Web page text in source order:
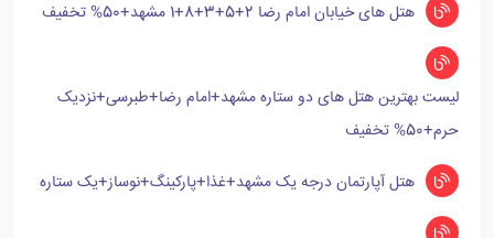
هتل های خیابان امام رضا 2+5+3+8+1 مشهد+50% تخفیف
لیست بهترین هتل های دو ستاره مشهد+امام رضا+طبرسی+نزدیک
حرم+50% تخفیف
هتل آپارتمان درجه یک مشهد+غذا+پارکینگ+نوساز+یک ستاره